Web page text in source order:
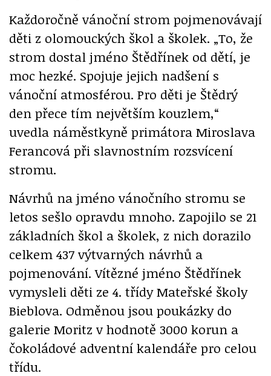
Každoročně vánoční strom pojmenovávají
děti z olomouckých škol a školek. „To, že
strom dostal jméno Štědřínek od dětí, je
moc hezké. Spojuje jejich nadšení s
vánoční atmosférou. Pro děti je Štědrý
den přece tím největším kouzlem,“
uvedla náměstkyně primátora Miroslava
Ferancová při slavnostním rozsvícení
stromu.
Návrhů na jméno vánočního stromu se
letos sešlo opravdu mnoho. Zapojilo se 21
základních škol a školek, z nich dorazilo
celkem 437 výtvarných návrhů a
pojmenování. Vítězné jméno Štědřínek
vymysleli děti ze 4. třídy Mateřské školy
Bieblova. Odměnou jsou poukázky do
galerie Moritz v hodnotě 3000 korun a
čokoládové adventní kalendáře pro celou
třídu.